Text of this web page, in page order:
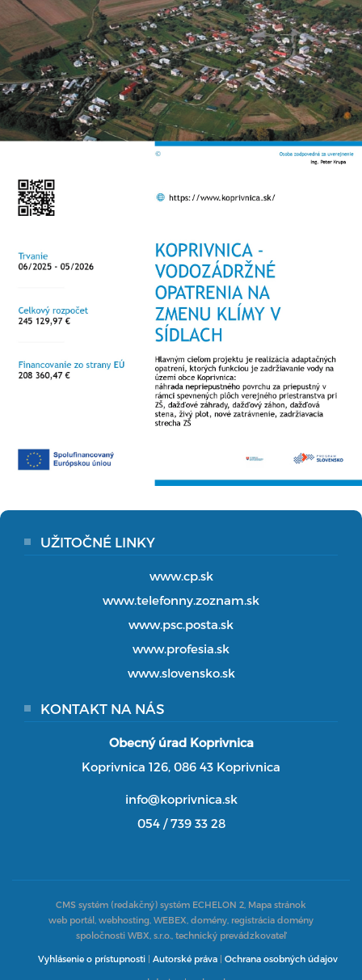
UŽITOČNÉ LINKY
www.cp.sk
www.telefonny.zoznam.sk
www.psc.posta.sk
www.profesia.sk
www.slovensko.sk
KONTAKT NA NÁS
Obecný úrad Koprivnica
Koprivnica 126, 086 43 Koprivnica
info@koprivnica.sk
054 / 739 33 28
CMS systém (redakčný) systém ECHELON 2, Mapa stránok
web portál, webhosting, WEBEX, domény, registrácia domény
spoločnosti WBX, s.r.o., technický prevádzkovateľ
Vyhlásenie o prístupnosti | Autorské práva | Ochrana osobných údajov